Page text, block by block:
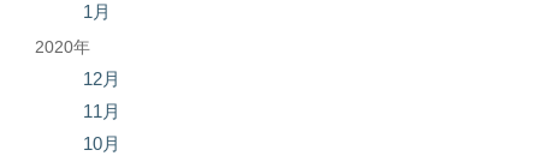
1月
2020年
12月
11月
10月